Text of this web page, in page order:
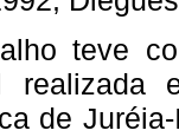
teve
realizada
de